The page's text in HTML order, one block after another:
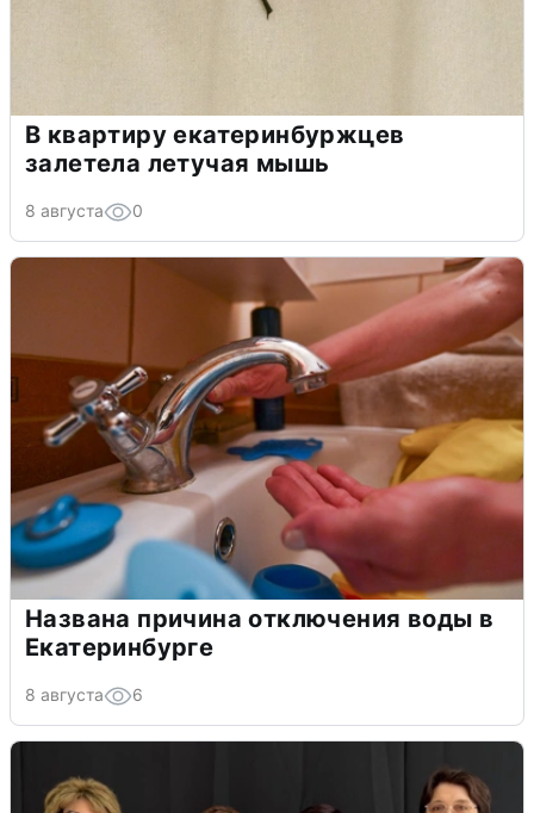
В квартиру екатеринбуржцев
залетела летучая мышь
8 августа 0
Названа причина отключения воды в
Екатеринбурге
8 августа 6